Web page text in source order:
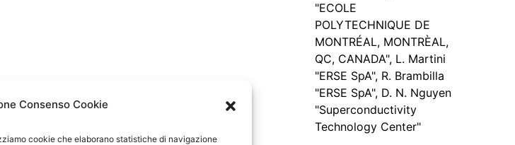
Consenso Cookie
cookie che elaborano statistiche di navigazione
"ECOLE
POLYTECHNIQUE DE
MONTRÉAL, MONTRÈAL,
QC, CANADA", L. Martini
"ERSE SpA", R. Brambilla
"ERSE SpA", D. N. Nguyen
"Superconductivity
Technology Center"